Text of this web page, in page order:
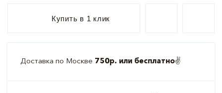
Купить в 1 клик
Доставка по Москве 750р. или бесплатно✌️